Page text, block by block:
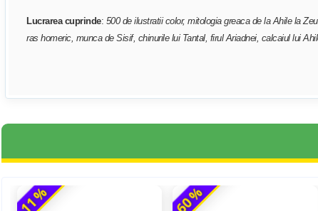
Lucrarea cuprinde: 500 de ilustratii color, mitologia greaca de la Ahile la
ras homeric, munca de Sisif, chinurile lui Tantal, firul Ariadnei, calcaiul lui
-11 % -60 %